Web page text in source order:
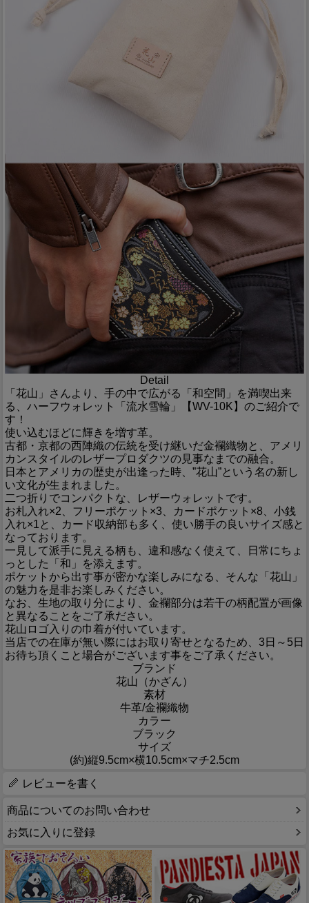
Detail
「花山」さんより、手の中で広がる「和空間」を満喫出来
る、ハーフウォレット「流水雪輪」【WV-10K】のご紹介で
す！
使い込むほどに輝きを増す革。
古都・京都の西陣織の伝統を受け継いだ金襴織物と、アメリ
カンスタイルのレザープロダクツの見事なまでの融合。
日本とアメリカの歴史が出逢った時、”花山”という名の新し
い文化が生まれました。
二つ折りでコンパクトな、レザーウォレットです。
お札入れ×2、フリーポケット×3、カードポケット×8、小銭
入れ×1と、カード収納部も多く、使い勝手の良いサイズ感と
なっております。
一見して派手に見える柄も、違和感なく使えて、日常にちょ
っとした「和」を添えます。
ポケットから出す事が密かな楽しみになる、そんな「花山」
の魅力を是非お楽しみください。
なお、生地の取り分により、金襴部分は若干の柄配置が画像
と異なることをご了承ださい。
花山ロゴ入りの巾着が付いています。
当店での在庫が無い際にはお取り寄せとなるため、3日～5日
お待ち頂くこと場合がございます事をご了承ください。
ブランド
花山（かざん）
素材
牛革/金襴織物
カラー
ブラック
サイズ
(約)縦9.5cm×横10.5cm×マチ2.5cm
レビューを書く
商品についてのお問い合わせ
お気に入りに登録